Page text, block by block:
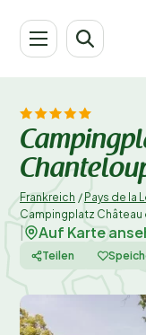
Frankreich / Pays de la
Campingplatz
Auf Karte
Teilen